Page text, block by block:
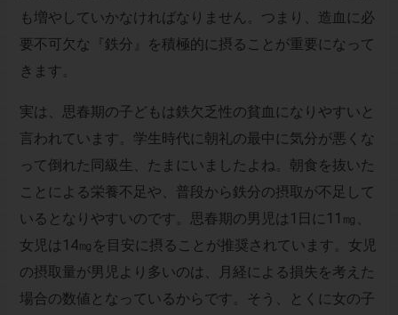
も増やしていかなければなりません。つまり、造血に必
要不可欠な『鉄分』を積極的に摂ることが重要になって
きます。
実は、思春期の子どもは鉄欠乏性の貧血になりやすいと
言われています。学生時代に朝礼の最中に気分が悪くな
って倒れた同級生、たまにいましたよね。朝食を抜いた
ことによる栄養不足や、普段から鉄分の摂取が不足して
いるとなりやすいのです。思春期の男児は1日に11㎎、
女児は14㎎を目安に摂ることが推奨されています。女児
の摂取量が男児より多いのは、月経による損失を考えた
場合の数値となっているからです。そう、とくに女の子